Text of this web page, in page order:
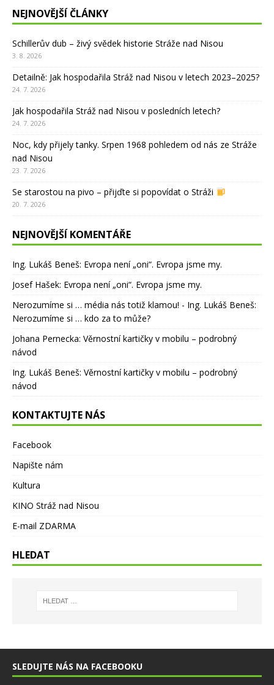
NEJNOVĚJŠÍ ČLÁNKY
Schillerův dub – živý svědek historie Stráže nad Nisou
3. 8. 2026
Detailně: Jak hospodařila Stráž nad Nisou v letech 2023–2025?
24. 7. 2026
Jak hospodařila Stráž nad Nisou v posledních letech?
24. 7. 2026
Noc, kdy přijely tanky. Srpen 1968 pohledem od nás ze Stráže
nad Nisou
23. 7. 2026
Se starostou na pivo – přijďte si popovídat o Stráži
20. 7. 2026
NEJNOVĚJŠÍ KOMENTÁŘE
Ing. Lukáš Beneš: Evropa není „oni“. Evropa jsme my.
Josef Hašek: Evropa není „oni“. Evropa jsme my.
Nerozumíme si … média nás totiž klamou! - Ing. Lukáš Beneš:
Nerozumíme si … kdo za to může?
Johana Pernecka: Věrnostní kartičky v mobilu – podrobný
návod
Ing. Lukáš Beneš: Věrnostní kartičky v mobilu – podrobný
návod
KONTAKTUJTE NÁS
Facebook
Napište nám
Kultura
KINO Stráž nad Nisou
E-mail ZDARMA
HLEDAT
SLEDUJTE NÁS NA FACEBOOKU